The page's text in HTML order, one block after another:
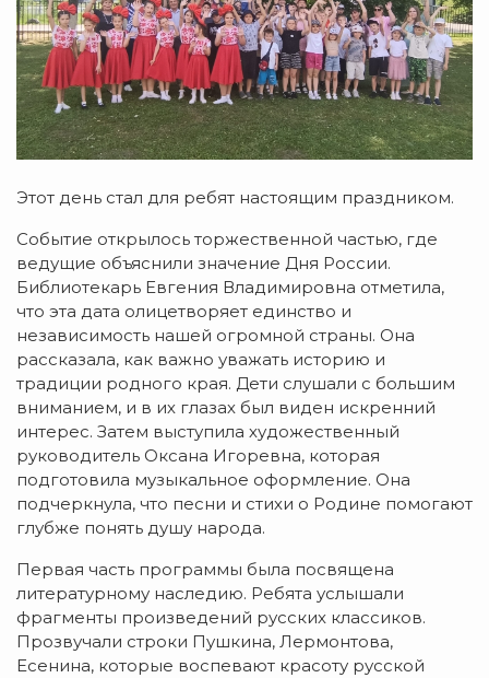
Этот день стал для ребят настоящим праздником.
Событие открылось торжественной частью, где
ведущие объяснили значение Дня России.
Библиотекарь Евгения Владимировна отметила,
что эта дата олицетворяет единство и
независимость нашей огромной страны. Она
рассказала, как важно уважать историю и
традиции родного края. Дети слушали с большим
вниманием, и в их глазах был виден искренний
интерес. Затем выступила художественный
руководитель Оксана Игоревна, которая
подготовила музыкальное оформление. Она
подчеркнула, что песни и стихи о Родине помогают
глубже понять душу народа.
Первая часть программы была посвящена
литературному наследию. Ребята услышали
фрагменты произведений русских классиков.
Прозвучали строки Пушкина, Лермонтова,
Есенина, которые воспевают красоту русской